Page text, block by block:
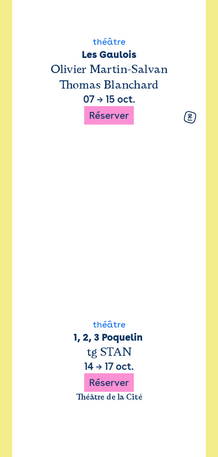
théâtre
Les Gaulois
Olivier Martin-Salvan
Thomas Blanchard
07→ 15 oct.
Réserver
théâtre
1, 2, 3 Poquelin
tg STAN
14 → 17 oct.
Réserver
Théâtre de la Cité